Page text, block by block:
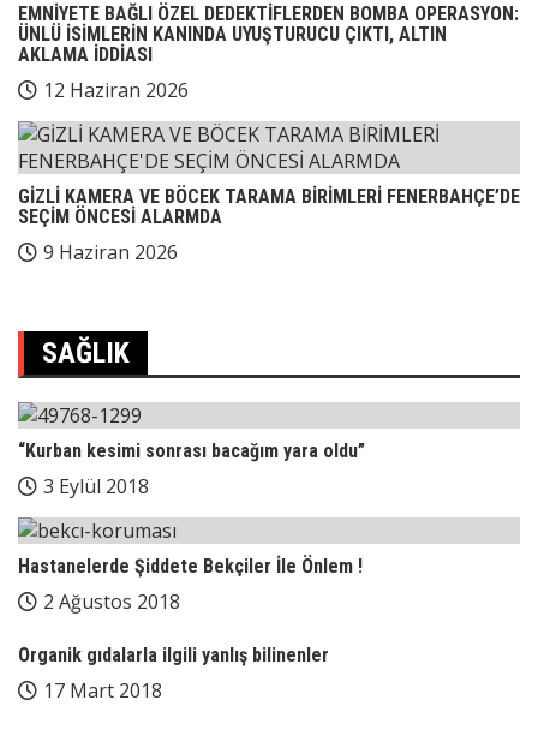
EMNİYETE BAĞLI ÖZEL DEDEKTİFLERDEN BOMBA OPERASYON:
ÜNLÜ İSİMLERİN KANINDA UYUŞTURUCU ÇIKTI, ALTIN
AKLAMA İDDİASI
12 Haziran 2026
GİZLİ KAMERA VE BÖCEK TARAMA BİRİMLERİ FENERBAHÇE’DE
SEÇİM ÖNCESİ ALARMDA
9 Haziran 2026
SAĞLIK
“Kurban kesimi sonrası bacağım yara oldu”
3 Eylül 2018
Hastanelerde Şiddete Bekçiler İle Önlem !
2 Ağustos 2018
Organik gıdalarla ilgili yanlış bilinenler
17 Mart 2018